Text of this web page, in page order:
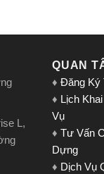
L,
QUAN
♦ Đăng Ký
♦ Lịch
Vụ
♦ Tư Vấn
Dựng
♦ Dịch Vụ